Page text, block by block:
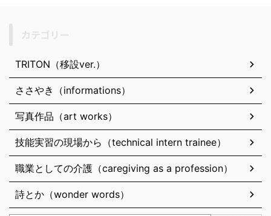
TRITON（移設ver.）
ささやき（informations）
写真作品（art works）
技能実習の現場から（technical intern trainee）
職業としての介護（caregiving as a profession）
詩とか（wonder words）